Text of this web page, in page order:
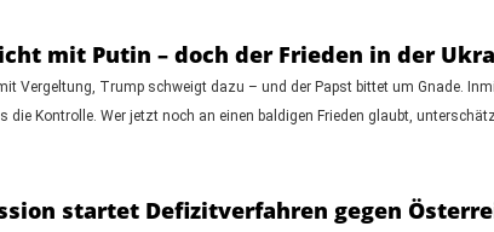
mit Putin – doch der Frieden in der
Vergeltung, Trump schweigt dazu – und der Papst bittet um Gnade.
die Kontrolle. Wer jetzt noch an einen baldigen Frieden glaubt,
startet Defizitverfahren gegen